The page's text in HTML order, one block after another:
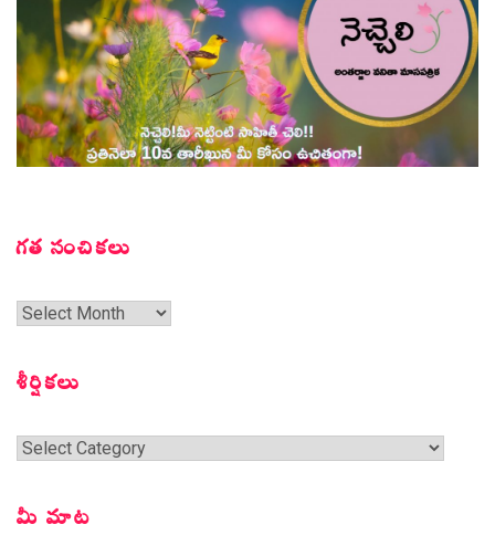
గత సంచికలు
గత
శీర్షికలు
శీర్షికలు
మీ మాట